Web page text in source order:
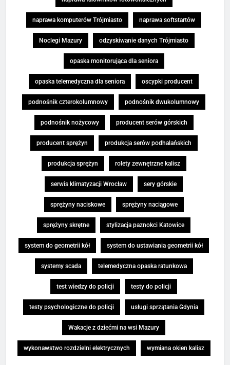
naprawa komputerów Trójmiasto naprawa softstartów
Noclegi Mazury odzyskiwanie danych Trójmiasto
opaska monitorująca dla seniora
opaska telemedyczna dla seniora oscypki producent
podnośnik czterokolumnowy podnośnik dwukolumnowy
podnośnik nożycowy producent serów górskich
producent sprężyn produkcja serów podhalańskich
produkcja sprężyn rolety zewnętrzne kalisz
serwis klimatyzacji Wrocław sery górskie
sprężyny naciskowe sprężyny naciągowe
sprężyny skrętne stylizacja paznokci Katowice
system do geometrii kół system do ustawiania geometrii kół
systemy scada telemedyczna opaska ratunkowa
test wiedzy do policji testy do policji
testy psychologiczne do policji usługi sprzątania Gdynia
Wakacje z dziećmi na wsi Mazury
wykonawstwo rozdzielni elektrycznych wymiana okien kalisz